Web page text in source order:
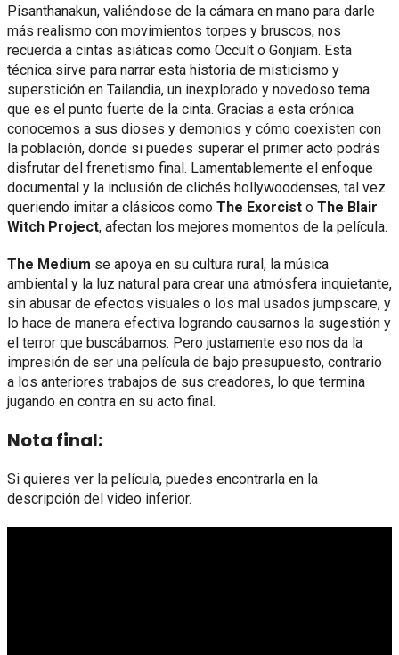
Pisanthanakun, valiéndose de la cámara en mano para darle
más realismo con movimientos torpes y bruscos, nos
recuerda a cintas asiáticas como Occult o Gonjiam. Esta
técnica sirve para narrar esta historia de misticismo y
superstición en Tailandia, un inexplorado y novedoso tema
que es el punto fuerte de la cinta. Gracias a esta crónica
conocemos a sus dioses y demonios y cómo coexisten con
la población, donde si puedes superar el primer acto podrás
disfrutar del frenetismo final. Lamentablemente el enfoque
documental y la inclusión de clichés hollywoodenses, tal vez
queriendo imitar a clásicos como The Exorcist o The Blair
Witch Project, afectan los mejores momentos de la película.
The Medium se apoya en su cultura rural, la música
ambiental y la luz natural para crear una atmósfera inquietante,
sin abusar de efectos visuales o los mal usados jumpscare, y
lo hace de manera efectiva logrando causarnos la sugestión y
el terror que buscábamos. Pero justamente eso nos da la
impresión de ser una película de bajo presupuesto, contrario
a los anteriores trabajos de sus creadores, lo que termina
jugando en contra en su acto final.
Nota final:
Si quieres ver la película, puedes encontrarla en la
descripción del video inferior.